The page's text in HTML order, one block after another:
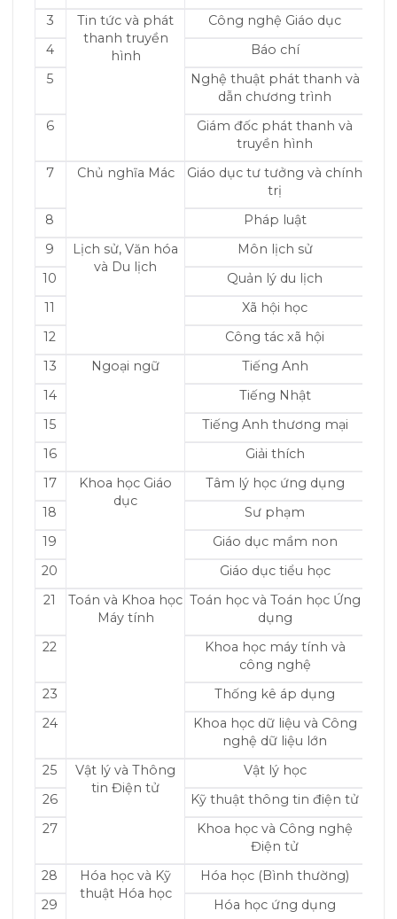
3
Tin tức và phát
thanh truyền
hình
Công nghệ Giáo dục
4
Báo chí
5
Nghệ thuật phát thanh và
dẫn chương trình
6
Giám đốc phát thanh và
truyền hình
7
Chủ nghĩa Mác
Giáo dục tư tưởng và chính
trị
8
Pháp luật
9
Lịch sử, Văn hóa
và Du lịch
Môn lịch sử
10
Quản lý du lịch
11
Xã hội học
12
Công tác xã hội
13
Ngoại ngữ
Tiếng Anh
14
Tiếng Nhật
15
Tiếng Anh thương mại
16
Giải thích
17
Khoa học Giáo
dục
Tâm lý học ứng dụng
18
Sư phạm
19
Giáo dục mầm non
20
Giáo dục tiểu học
21
Toán và Khoa học
Máy tính
Toán học và Toán học Ứng
dụng
22
Khoa học máy tính và
công nghệ
23
Thống kê áp dụng
24
Khoa học dữ liệu và Công
nghệ dữ liệu lớn
25
Vật lý và Thông
tin Điện tử
Vật lý học
26
Kỹ thuật thông tin điện tử
27
Khoa học và Công nghệ
Điện tử
28
Hóa học và Kỹ
thuật Hóa học
Hóa học (Bình thường)
29
Hóa học ứng dụng